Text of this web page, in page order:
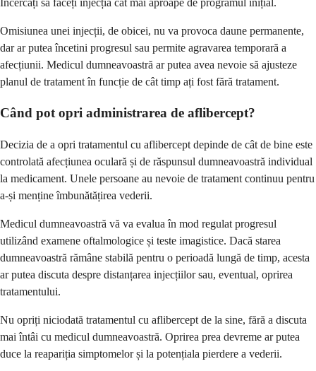
Omisiunea unei injecții, de obicei, nu va provoca daune permanente,
dar ar putea încetini progresul sau permite agravarea temporară a
afecțiunii. Medicul dumneavoastră ar putea avea nevoie să ajusteze
planul de tratament în funcție de cât timp ați fost fără tratament.
Când pot opri administrarea de aflibercept?
Decizia de a opri tratamentul cu aflibercept depinde de cât de bine este
controlată afecțiunea oculară și de răspunsul dumneavoastră individual
la medicament. Unele persoane au nevoie de tratament continuu pentru
a-și menține îmbunătățirea vederii.
Medicul dumneavoastră vă va evalua în mod regulat progresul
utilizând examene oftalmologice și teste imagistice. Dacă starea
dumneavoastră rămâne stabilă pentru o perioadă lungă de timp, acesta
ar putea discuta despre distanțarea injecțiilor sau, eventual, oprirea
tratamentului.
Nu opriți niciodată tratamentul cu aflibercept de la sine, fără a discuta
mai întâi cu medicul dumneavoastră. Oprirea prea devreme ar putea
duce la reapariția simptomelor și la potențiala pierdere a vederii.